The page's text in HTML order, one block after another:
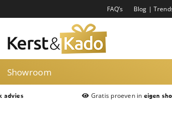
FAQ’s Blog |
Showroom
advies Gratis proeven in eigen